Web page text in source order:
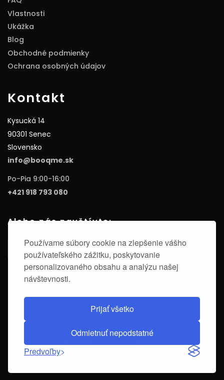
Používame súbory cookie na zlepšenie vášho
používateľského zážitku, poskytovanie
personalizovaného obsahu a analýzu našej
návštevnosti.
Prijať všetko
Odmietnuť nepodstatné
Predvoľby
Vlastnosti
Ukážka
Blog
Obchodné podmienky
Ochrana osobných údajov
Kontakt
Kysucká 14
90301 Senec
Slovensko
info@booqme.sk
Po-Pia 9:00-16:00
+421 918 793 080
Alebo nás navštívte: